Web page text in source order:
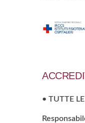
• TUTTE